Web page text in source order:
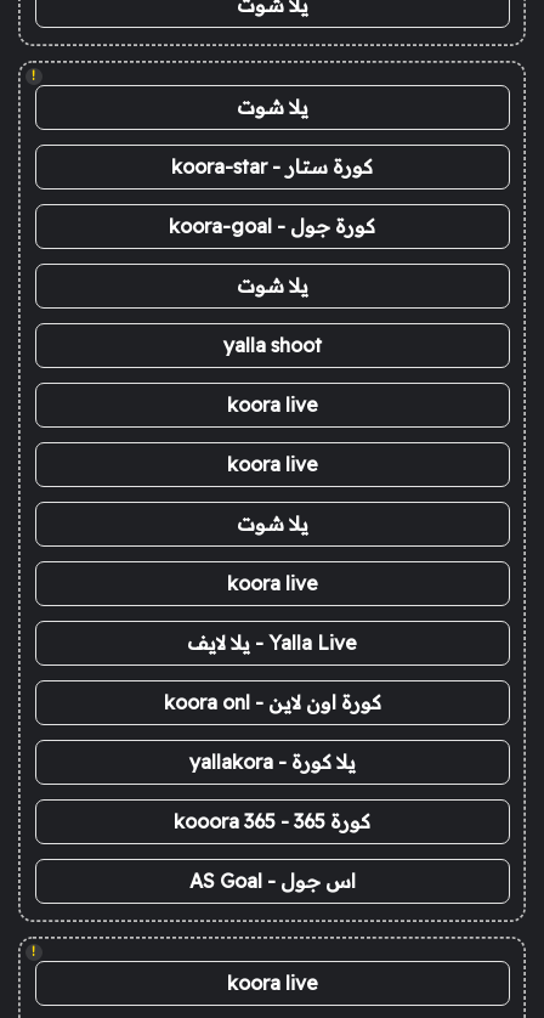
!
يلا شوت
كورة ستار - koora-star
كورة جول - koora-goal
يلا شوت
yalla shoot
koora live
koora live
يلا شوت
koora live
Yalla Live - يلا لايف
كورة اون لاين - koora onl
يلا كورة - yallakora
كورة 365 - kooora 365
اس جول - AS Goal
!
koora live